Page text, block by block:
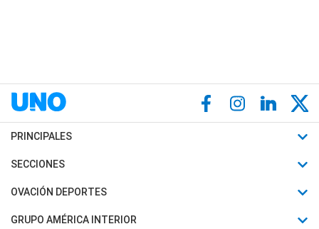
PRINCIPALES
Últimas Noticias
Política
SECCIONES
Horóscopo
Motores
OVACIÓN DEPORTES
Fútbol
GRUPO AMÉRICA INTERIOR